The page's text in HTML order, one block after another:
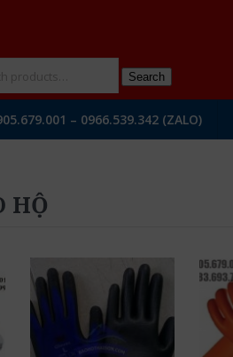
Search
– 0966.539.342 (ZALO)
HỘ